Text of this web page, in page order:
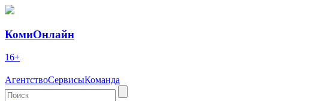
КомиОнлайн
16+
АгентствоСервисыКоманда